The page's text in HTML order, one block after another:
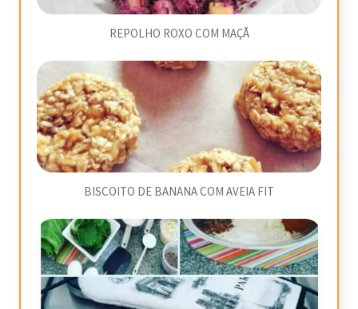
REPOLHO ROXO COM MAÇÃ
BISCOITO DE BANANA COM AVEIA FIT